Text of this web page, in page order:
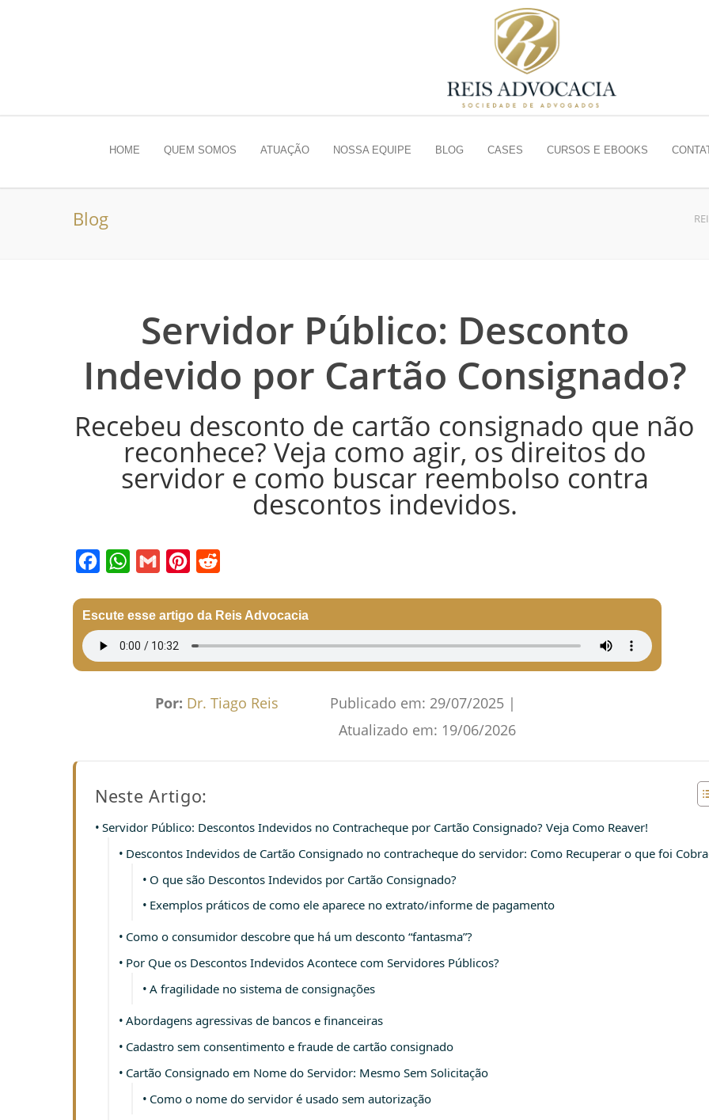
HOME QUEM SOMOS ATUAÇÃO NOSSA EQUIPE BLOG CASES CURSOS E EBOOKS
Blog
Servidor Público: Desconto
Indevido por Cartão Consignado?
Recebeu desconto de cartão consignado que não
reconhece? Veja como agir, os direitos do
servidor e como buscar reembolso contra
descontos indevidos.
Escute esse artigo da Reis Advocacia
Por: Dr. Tiago Reis Publicado em: 29/07/2025 |
Atualizado em: 19/06/2026
Neste Artigo:
Servidor Público: Descontos Indevidos no Contracheque por Cartão Consignado? Veja Como Reaver!
Descontos Indevidos de Cartão Consignado no contracheque do servidor: Como Recuperar o que foi
O que são Descontos Indevidos por Cartão Consignado?
Exemplos práticos de como ele aparece no extrato/informe de pagamento
Como o consumidor descobre que há um desconto “fantasma”?
Por Que os Descontos Indevidos Acontece com Servidores Públicos?
A fragilidade no sistema de consignações
Abordagens agressivas de bancos e financeiras
Cadastro sem consentimento e fraude de cartão consignado
Cartão Consignado em Nome do Servidor: Mesmo Sem Solicitação
Como o nome do servidor é usado sem autorização